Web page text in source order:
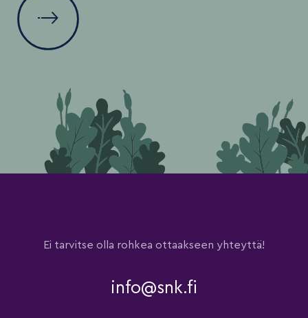
Ei tarvitse olla rohkea ottaakseen yhteyttä!
info@snk.fi